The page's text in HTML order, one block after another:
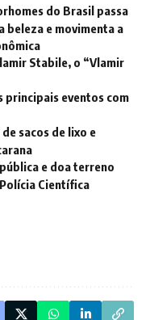
do Brasil passa
beleza e movimenta a
Stabile, o “Vlamir
principais eventos com
sacos de lixo e
e doa terreno
Científica